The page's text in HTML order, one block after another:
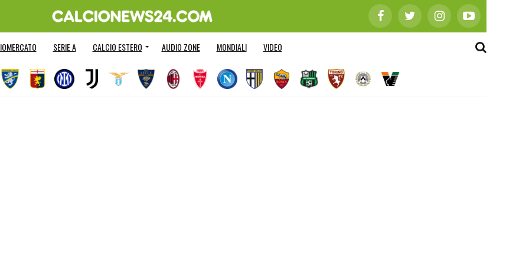
SERIE A CALCIO ESTERO AUDIO ZONE MONDIALI VIDEO